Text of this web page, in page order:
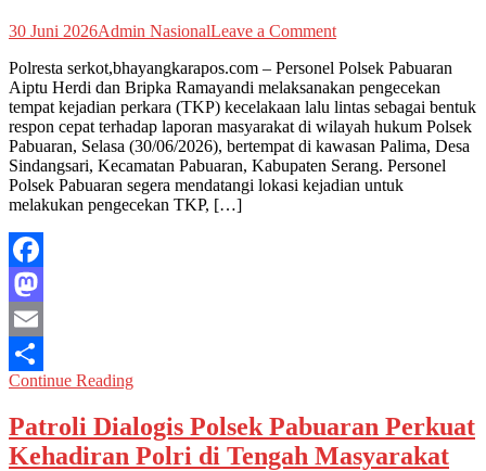
30 Juni 2026Admin NasionalLeave a Commenton
Polsek
Pabuaran
Cek
TKP
Kecelakaan
Lalu
Lintas
Polresta serkot,bhayangkarapos.com – Personel Polsek Pabuaran
Aiptu Herdi dan Bripka Ramayandi melaksanakan pengecekan
tempat kejadian perkara (TKP) kecelakaan lalu lintas sebagai bentuk
respon cepat terhadap laporan masyarakat di wilayah hukum Polsek
Pabuaran, Selasa (30/06/2026), bertempat di kawasan Palima, Desa
Sindangsari, Kecamatan Pabuaran, Kabupaten Serang. Personel
Polsek Pabuaran segera mendatangi lokasi kejadian untuk
melakukan pengecekan TKP, […]
Facebook
Mastodon
Email
Share
Continue Reading
Patroli Dialogis Polsek Pabuaran Perkuat
Kehadiran Polri di Tengah Masyarakat